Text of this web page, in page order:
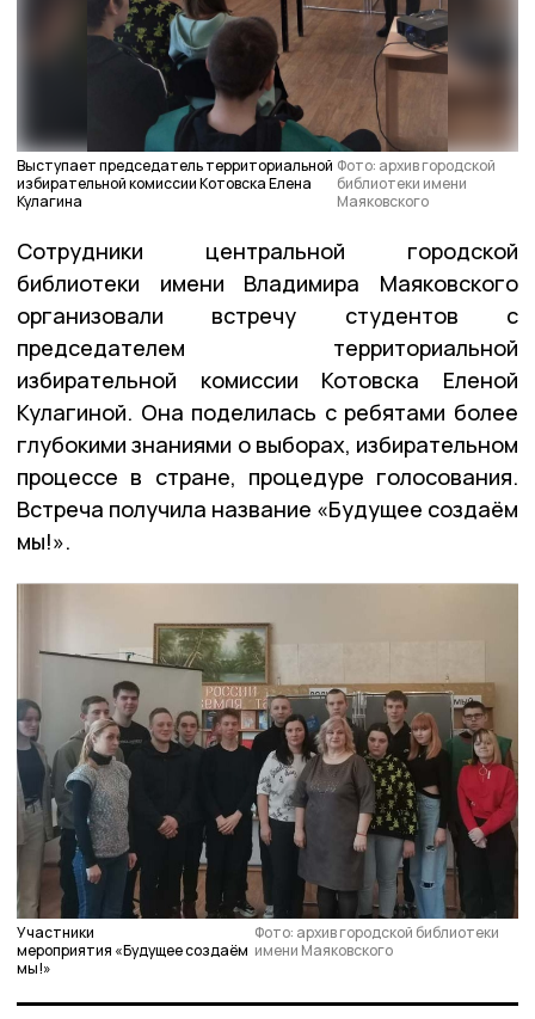
Выступает председатель территориальной
избирательной комиссии Котовска Елена
Кулагина
Фото: архив городской
библиотеки имени
Маяковского
Сотрудники центральной городской
библиотеки имени Владимира Маяковского
организовали встречу студентов с
председателем территориальной
избирательной комиссии Котовска Еленой
Кулагиной. Она поделилась с ребятами более
глубокими знаниями о выборах, избирательном
процессе в стране, процедуре голосования.
Встреча получила название «Будущее создаём
мы!».
Участники
мероприятия «Будущее создаём
мы!»
Фото: архив городской библиотеки
имени Маяковского